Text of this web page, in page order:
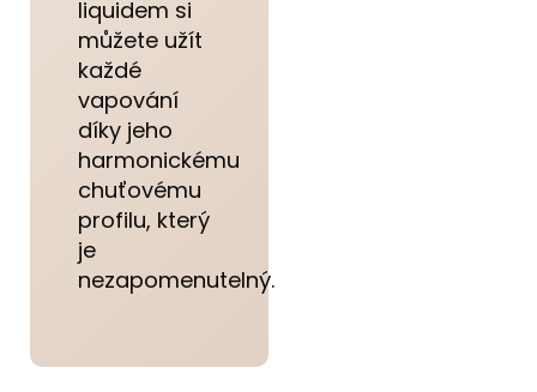
liquidem si
můžete užít
každé
vapování
díky jeho
harmonickému
chuťovému
profilu, který
je
nezapomenutelný.